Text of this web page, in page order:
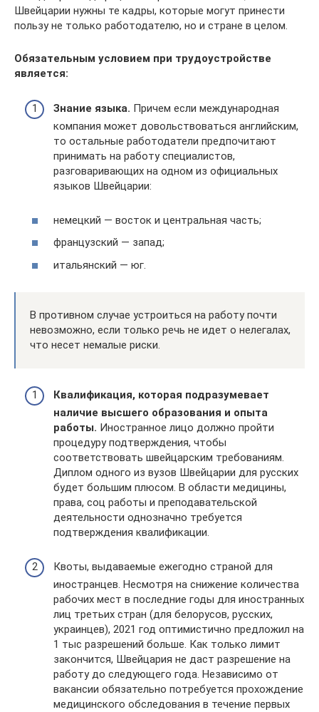
Швейцарии нужны те кадры, которые могут принести
пользу не только работодателю, но и стране в целом.
Обязательным условием при трудоустройстве
является:
Знание языка. Причем если международная
компания может довольствоваться английским,
то остальные работодатели предпочитают
принимать на работу специалистов,
разговаривающих на одном из официальных
языков Швейцарии:
немецкий — восток и центральная часть;
французский — запад;
итальянский — юг.
В противном случае устроиться на работу почти
невозможно, если только речь не идет о нелегалах,
что несет немалые риски.
Квалификация, которая подразумевает
наличие высшего образования и опыта
работы. Иностранное лицо должно пройти
процедуру подтверждения, чтобы
соответствовать швейцарским требованиям.
Диплом одного из вузов Швейцарии для русских
будет большим плюсом. В области медицины,
права, соц работы и преподавательской
деятельности однозначно требуется
подтверждения квалификации.
Квоты, выдаваемые ежегодно страной для
иностранцев. Несмотря на снижение количества
рабочих мест в последние годы для иностранных
лиц третьих стран (для белорусов, русских,
украинцев), 2021 год оптимистично предложил на
1 тыс разрешений больше. Как только лимит
закончится, Швейцария не даст разрешение на
работу до следующего года. Независимо от
вакансии обязательно потребуется прохождение
медицинского обследования в течение первых